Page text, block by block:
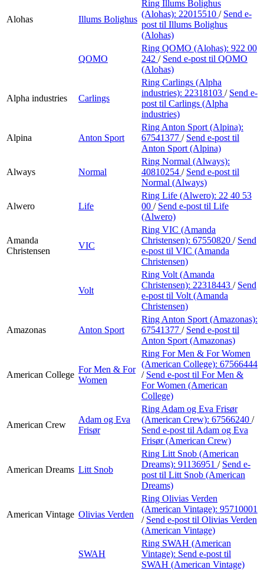
Alohas Illums Bolighus
Ring Illums Bolighus
(Alohas): 22015510 / Send e-
post til Illums Bolighus
(Alohas)
QOMO
Ring QOMO (Alohas): 922 00
242 / Send e-post til QOMO
(Alohas)
Alpha industries Carlings
Ring Carlings (Alpha
industries): 22318103 / Send e-
post til Carlings (Alpha
industries)
Alpina Anton Sport
Ring Anton Sport (Alpina):
67541377 / Send e-post til
Anton Sport (Alpina)
Always Normal
Ring Normal (Always):
40810254 / Send e-post til
Normal (Always)
Alwero Life
Ring Life (Alwero): 22 40 53
00 / Send e-post til Life
(Alwero)
Amanda
Christensen
VIC
Ring VIC (Amanda
Christensen): 67550820 / Send
e-post til VIC (Amanda
Christensen)
Volt
Ring Volt (Amanda
Christensen): 22318443 / Send
e-post til Volt (Amanda
Christensen)
Amazonas Anton Sport
Ring Anton Sport (Amazonas):
67541377 / Send e-post til
Anton Sport (Amazonas)
American College
For Men & For
Women
Ring For Men & For Women
(American College): 67566444
/ Send e-post til For Men &
For Women (American
College)
American Crew
Adam og Eva
Frisør
Ring Adam og Eva Frisør
(American Crew): 67566240 /
Send e-post til Adam og Eva
Frisør (American Crew)
American Dreams Litt Snob
Ring Litt Snob (American
Dreams): 91136951 / Send e-
post til Litt Snob (American
Dreams)
American Vintage Olivias Verden
Ring Olivias Verden
(American Vintage): 95710001
/ Send e-post til Olivias Verden
(American Vintage)
SWAH
Ring SWAH (American
Vintage): Send e-post til
SWAH (American Vintage)